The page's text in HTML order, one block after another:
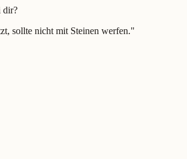
dir?
sollte nicht mit Steinen werfen."